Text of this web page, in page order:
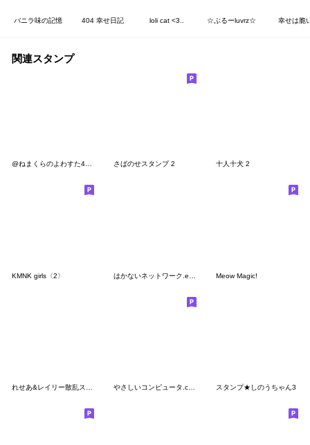
バニラ味の記憶 404 幸せ日記 loli cat <3.. ☆ぶるーluvrz☆ 幸せは脆
関連スタンプ
@ねまくらのよわすた4ごう さばのせスタンプ 2 十人十犬 2
KMNK girls〈2〉 Meow Magic!
スタンプ★しのうちゃん3